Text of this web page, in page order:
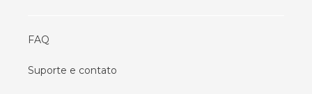
FAQ
Suporte e contato